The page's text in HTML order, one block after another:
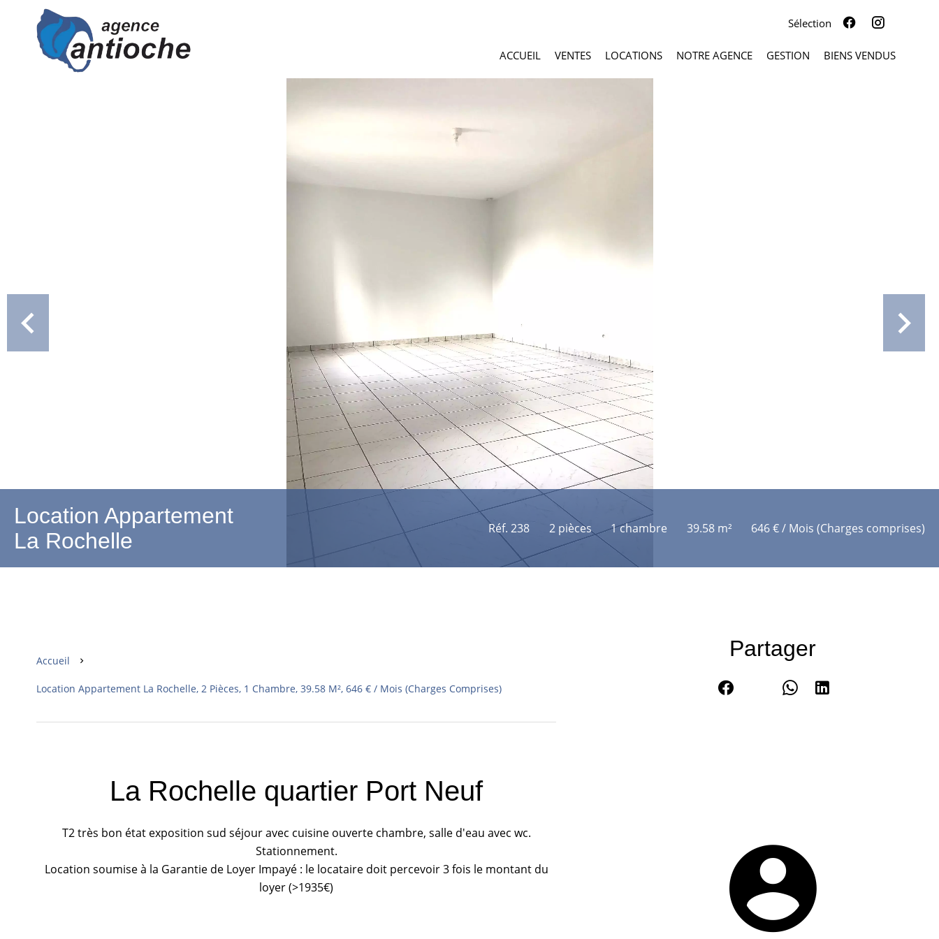
Sélection
ACCUEIL VENTES LOCATIONS NOTRE AGENCE GESTION BIENS VENDUS
Location Appartement
La Rochelle
Réf. 238 2 pièces 1 chambre 39.58 m² 646 € / Mois (Charges comprises)
Accueil
Location Appartement La Rochelle, 2 Pièces, 1 Chambre, 39.58 M², 646 € / Mois (Charges Comprises)
La Rochelle quartier Port Neuf
T2 très bon état exposition sud séjour avec cuisine ouverte chambre, salle d'eau avec wc.
Stationnement.
Location soumise à la Garantie de Loyer Impayé : le locataire doit percevoir 3 fois le montant du
loyer (>1935€)
Partager